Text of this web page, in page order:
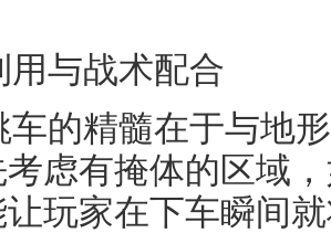
用与战术配合
车的精髓在于与地
考虑有掩体的区域
玩家在下车瞬间